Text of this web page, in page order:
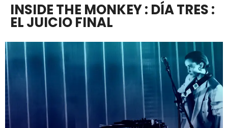
INSIDE THE MONKEY : DÍA TRES :
EL JUICIO FINAL